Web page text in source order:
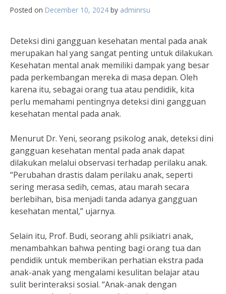
Posted on December 10, 2024 by adminrsu
Deteksi dini gangguan kesehatan mental pada anak
merupakan hal yang sangat penting untuk dilakukan.
Kesehatan mental anak memiliki dampak yang besar
pada perkembangan mereka di masa depan. Oleh
karena itu, sebagai orang tua atau pendidik, kita
perlu memahami pentingnya deteksi dini gangguan
kesehatan mental pada anak.
Menurut Dr. Yeni, seorang psikolog anak, deteksi dini
gangguan kesehatan mental pada anak dapat
dilakukan melalui observasi terhadap perilaku anak.
“Perubahan drastis dalam perilaku anak, seperti
sering merasa sedih, cemas, atau marah secara
berlebihan, bisa menjadi tanda adanya gangguan
kesehatan mental,” ujarnya.
Selain itu, Prof. Budi, seorang ahli psikiatri anak,
menambahkan bahwa penting bagi orang tua dan
pendidik untuk memberikan perhatian ekstra pada
anak-anak yang mengalami kesulitan belajar atau
sulit berinteraksi sosial. “Anak-anak dengan